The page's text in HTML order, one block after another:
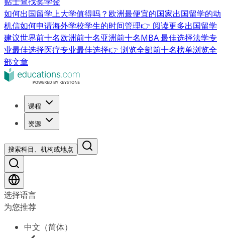
如何出国留学上大学值得吗？ 欧洲最便宜的国家出国留学的动
机信如何申请海外学校学生的时间管理👉 阅读更多出国留学
建议世界前十名欧洲前十名亚洲前十名MBA 最佳选择法学专
业最佳选择医疗专业最佳选择👉 浏览全部前十名榜单浏览全
部文章
课程
资源
搜索科目、机构或地点
选择语言
为您推荐
中文（简体）